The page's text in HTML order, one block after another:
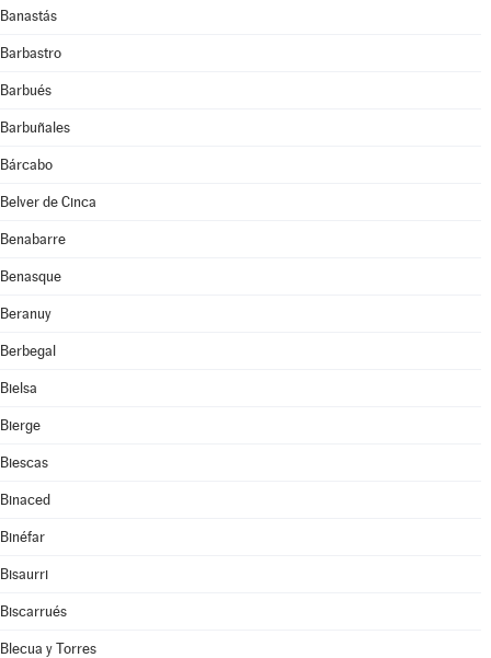
Banastás
Barbastro
Barbués
Barbuñales
Bárcabo
Belver de Cinca
Benabarre
Benasque
Beranuy
Berbegal
Bielsa
Bierge
Biescas
Binaced
Binéfar
Bisaurri
Biscarrués
Blecua y Torres